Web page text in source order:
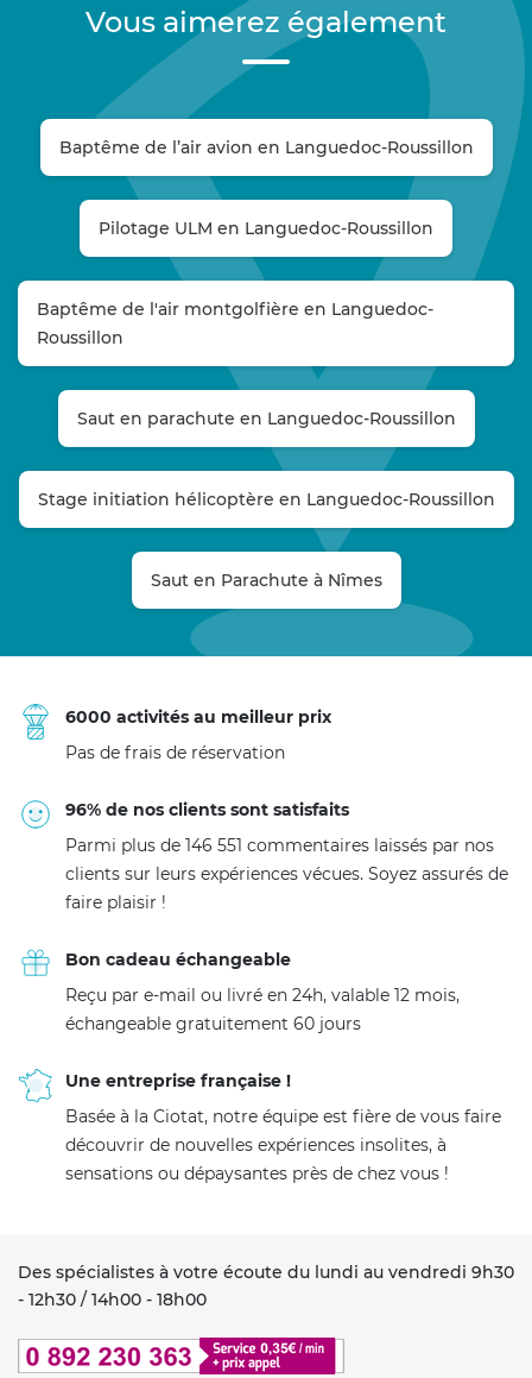
Vous aimerez également
Baptême de l’air avion en Languedoc-Roussillon
Pilotage ULM en Languedoc-Roussillon
Baptême de l'air montgolfière en Languedoc-
Roussillon
Saut en parachute en Languedoc-Roussillon
Stage initiation hélicoptère en Languedoc-Roussillon
Saut en Parachute à Nîmes
6000 activités au meilleur prix
Pas de frais de réservation
96% de nos clients sont satisfaits
Parmi plus de 146 551 commentaires laissés par nos
clients sur leurs expériences vécues. Soyez assurés de
faire plaisir !
Bon cadeau échangeable
Reçu par e-mail ou livré en 24h, valable 12 mois,
échangeable gratuitement 60 jours
Une entreprise française !
Basée à la Ciotat, notre équipe est fière de vous faire
découvrir de nouvelles expériences insolites, à
sensations ou dépaysantes près de chez vous !
Des spécialistes à votre écoute du lundi au vendredi 9h30
- 12h30 / 14h00 - 18h00